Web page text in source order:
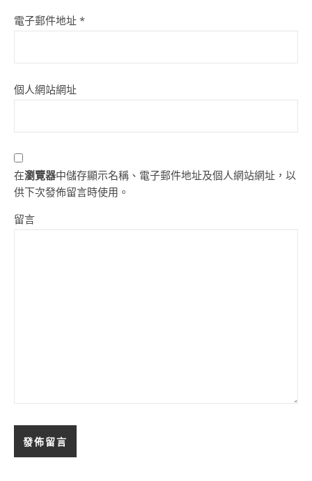
電子郵件地址 *
個人網站網址
在瀏覽器中儲存顯示名稱、電子郵件地址及個人網站網址，以
供下次發佈留言時使用。
留言